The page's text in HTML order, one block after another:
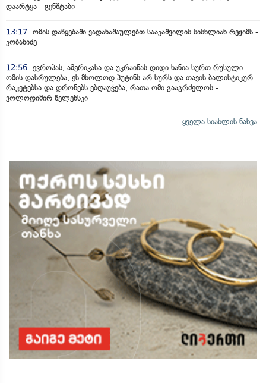
დაარტყა - გენშტაბი
13:17 ომის დაწყებაში ვადანაშაულებთ სააკაშვილის სისხლიან რეჟიმს -
კობახიძე
12:56 ევროპას, ამერიკასა და უკრაინას დიდი ხანია სურთ რუსული
ომის დასრულება, ეს მხოლოდ პუტინს არ სურს და თავის ბალისტიკურ
რაკეტებსა და დრონებს ებღაუჭება, რათა ომი გააგრძელოს -
ვოლოდიმირ ზელენსკი
ყველა სიახლის ნახვა